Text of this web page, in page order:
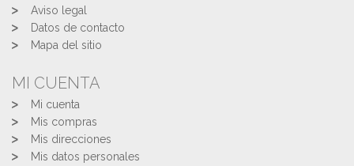
Aviso legal
Datos de contacto
Mapa del sitio
MI CUENTA
Mi cuenta
Mis compras
Mis direcciones
Mis datos personales